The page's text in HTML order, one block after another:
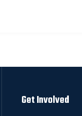
Get Involved